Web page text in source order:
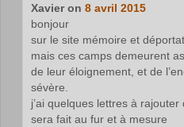
Xavieron8 avril 2015
bonjour
sur le site mémoire et
mais ces camps demeurent
de leur éloignement, et de
sévère.
j’ai quelques lettres à
sera fait au fur et à mesure